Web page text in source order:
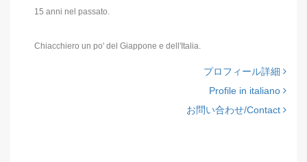
15 anni nel passato.
Chiacchiero un po' del Giappone e dell'Italia.
プロフィール詳細
Profile in italiano
お問い合わせ/Contact